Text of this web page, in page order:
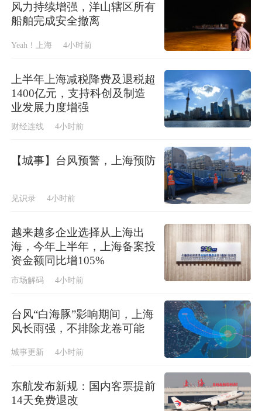
风力持续增强，洋山辖区所有
船舶完成安全撤离
Yeah！上海 4小时前
上半年上海减税降费及退税超
1400亿元，支持科创及制造
业发展力度增强
财经连线 4小时前
【城事】台风预警，上海预防
见识录 4小时前
越来越多企业选择从上海出
海，今年上半年，上海备案投
资金额同比增105%
市场解码 4小时前
台风“白海豚”影响期间，上海
风长雨强，不排除龙卷可能
城事更新 4小时前
东航发布新规：国内客票提前
14天免费退改